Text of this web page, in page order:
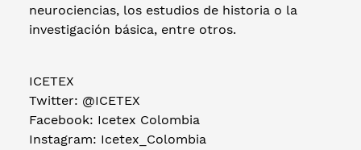
neurociencias, los estudios de historia o la
investigación básica, entre otros.
ICETEX
Twitter: @ICETEX
Facebook: Icetex Colombia
Instagram: Icetex_Colombia